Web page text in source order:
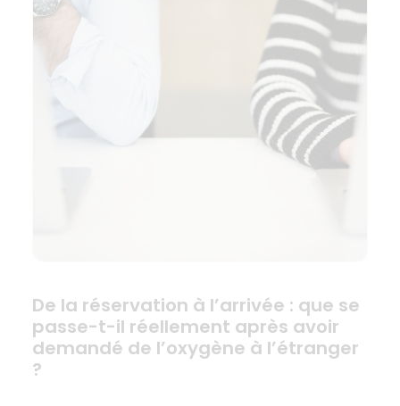
De la réservation à l’arrivée : que se
passe-t-il réellement après avoir
demandé de l’oxygène à l’étranger
?